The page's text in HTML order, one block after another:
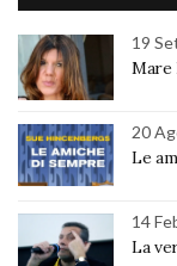
19
Mare
20
Le
14
La